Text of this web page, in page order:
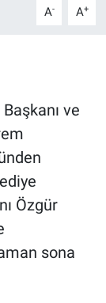
A- A+
ve
Özgür
sona